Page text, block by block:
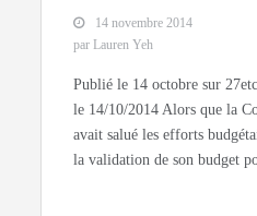
14 novembre 2014
par Lauren Yeh
Publié le 14 octobre sur
le 14/10/2014 Alors que la
avait salué les efforts
la validation de son budget